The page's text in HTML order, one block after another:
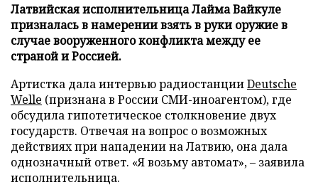
Латвийская исполнительница Лайма Вайкуле
призналась в намерении взять в руки оружие в
случае вооруженного конфликта между ее
страной и Россией.
Артистка дала интервью радиостанцииDeutsche
Welle (признана в России СМИ-иноагентом), где
обсудила гипотетическое столкновение двух
государств. Отвечая на вопрос о возможных
действиях при нападении на Латвию, она дала
однозначный ответ. «Я возьму автомат», – заявила
исполнительница.